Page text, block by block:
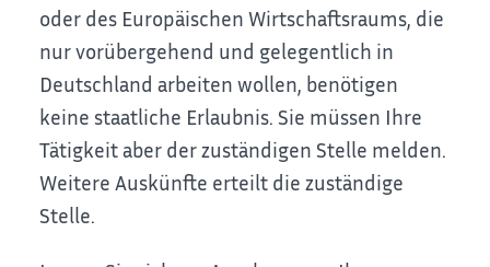
oder des Europäischen Wirtschaftsraums, die
nur vorübergehend und gelegentlich in
Deutschland arbeiten wollen, benötigen
keine staatliche Erlaubnis. Sie müssen Ihre
Tätigkeit aber der zuständigen Stelle melden.
Weitere Auskünfte erteilt die zuständige
Stelle.